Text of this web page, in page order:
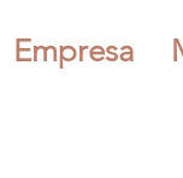
Empresa